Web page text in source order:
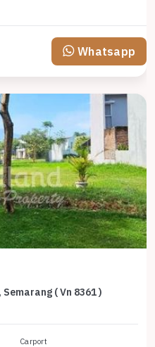
Whatsapp
( Vn 8361 )
Carport